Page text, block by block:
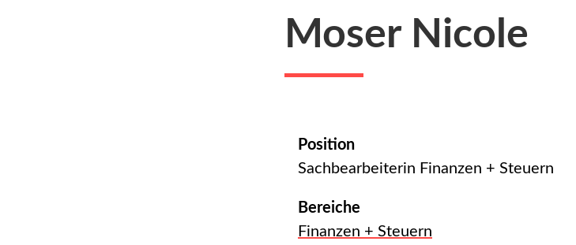
Moser Nicole
Position
Sachbearbeiterin Finanzen + Steuern
Bereiche
Finanzen + Steuern